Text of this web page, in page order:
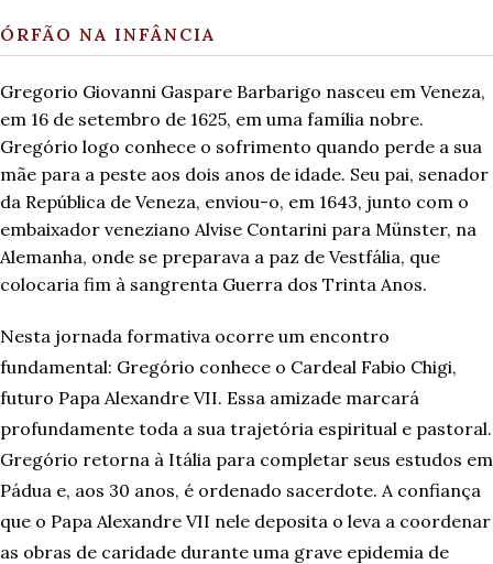
ÓRFÃO NA INFÂNCIA
Gregorio Giovanni Gaspare Barbarigo nasceu em Veneza,
em 16 de setembro de 1625, em uma família nobre.
Gregório logo conhece o sofrimento quando perde a sua
mãe para a peste aos dois anos de idade. Seu pai, senador
da República de Veneza, enviou-o, em 1643, junto com o
embaixador veneziano Alvise Contarini para Münster, na
Alemanha, onde se preparava a paz de Vestfália, que
colocaria fim à sangrenta Guerra dos Trinta Anos.
Nesta jornada formativa ocorre um encontro
fundamental: Gregório conhece o Cardeal Fabio Chigi,
futuro Papa Alexandre VII. Essa amizade marcará
profundamente toda a sua trajetória espiritual e pastoral.
Gregório retorna à Itália para completar seus estudos em
Pádua e, aos 30 anos, é ordenado sacerdote. A confiança
que o Papa Alexandre VII nele deposita o leva a coordenar
as obras de caridade durante uma grave epidemia de